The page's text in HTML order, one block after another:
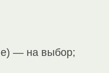
— на выбор;